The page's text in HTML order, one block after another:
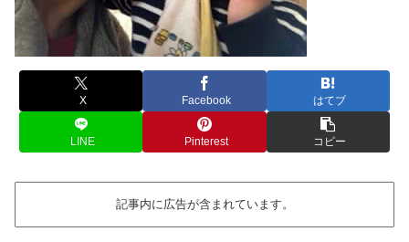
X Facebook はてブ
LINE Pinterest コピー
記事内に広告が含まれています。